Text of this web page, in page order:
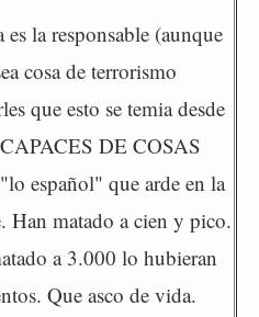
la responsable (aunque
cosa de terrorismo
que esto se temia desde
DE COSAS
español" que arde en la
Han matado a cien y pico.
a 3.000 lo hubieran
Que asco de vida.